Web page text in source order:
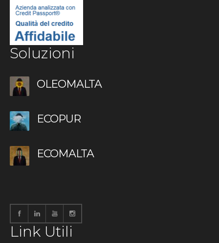
Soluzioni
OLEOMALTA
ECOPUR
ECOMALTA
Link Utili